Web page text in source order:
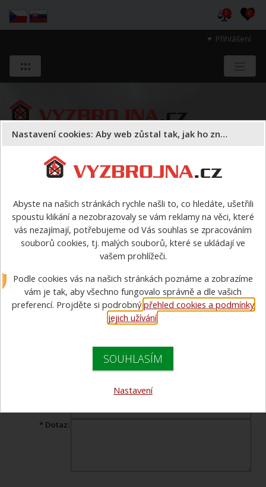
Přihlášení
0 0
a majetek druhých.
Požární sport armatury> Savicové šroubení PROFI 3
Poslat dotaz e-mailem
Máte dotaz ohledně prohlíženého zboží? Vyplňte tento formulář a
náš specialista Vám v co nejkratším čase odpoví.
Produkt:Savicové šroubení PROFI 3
* Dotaz:
Nastavení cookies: Aby web zůstal tak, jak ho znáte
Abyste na našich stránkách rychle našli to, co hledáte, ušetřili
spoustu klikání a nezobrazovaly se vám reklamy na věci, které
vás nezajímají, potřebujeme od Vás souhlas se zpracováním
souborů cookies, tj. malých souborů, které se ukládají ve
vašem prohlížeči.
Podle cookies vás na našich stránkách poznáme a zobrazíme
vám je tak, aby všechno fungovalo správně a dle vašich
preferencí. Projděte si podrobnýpřehled cookies a podmínky
jejich užívání.
SOUHLASÍM
Nastavení